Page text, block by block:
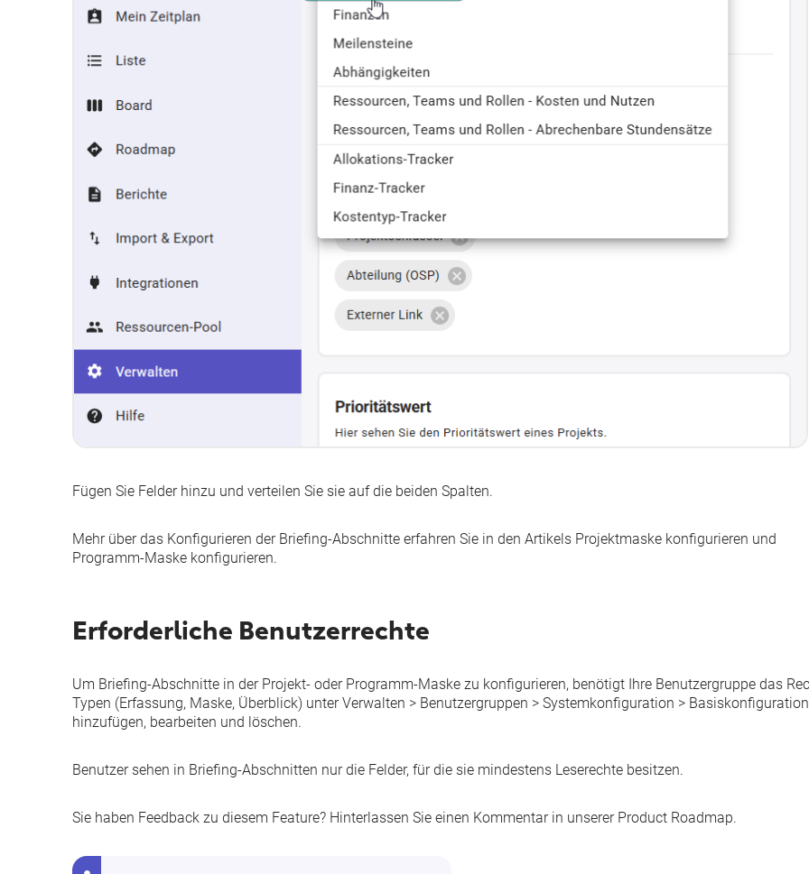
Fügen Sie Felder hinzu und verteilen Sie sie auf die beiden Spalten.
Mehr über das Konfigurieren der Briefing-Abschnitte erfahren Sie in den Artikels Projektmaske konfigurieren und
Programm-Maske konfigurieren.
Erforderliche Benutzerrechte
Um Briefing-Abschnitte in der Projekt- oder Programm-Maske zu konfigurieren, benötigt Ihre Benutzergruppe das
Typen (Erfassung, Maske, Überblick) unterVerwalten > Benutzergruppen > Systemkonfiguration >
hinzufügen, bearbeiten und löschen.
Benutzer sehen in Briefing-Abschnitten nur die Felder, für die sie mindestens Leserechte besitzen.
Sie haben Feedback zu diesem Feature? Hinterlassen Sie einen Kommentar in unserer Product Roadmap.